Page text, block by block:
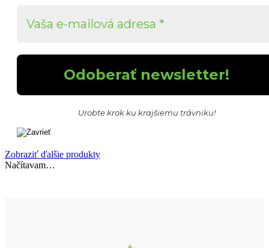
Urobte krok ku krajšiemu trávniku!
Zobraziť ďalšie produkty
Načítavam…